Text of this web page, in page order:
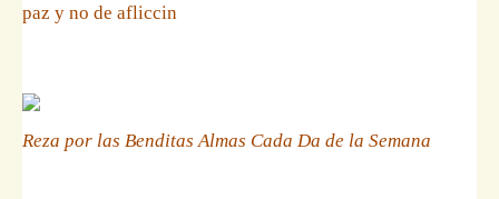
paz y no de afliccin
Reza por las Benditas Almas Cada Da de la Semana